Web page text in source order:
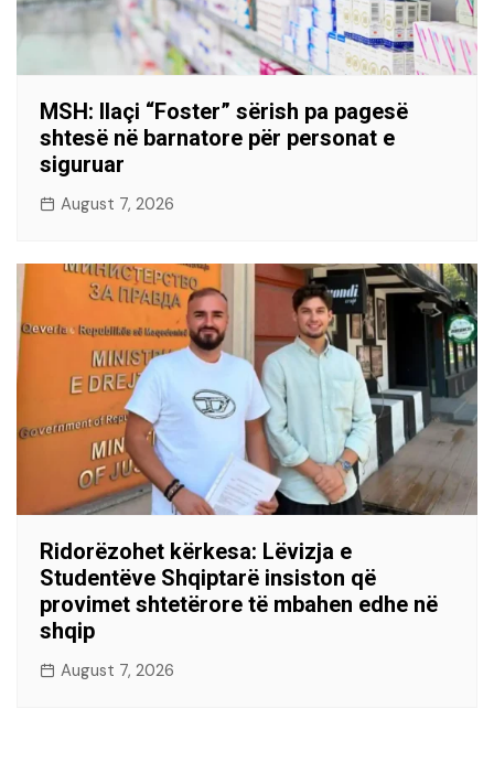
MSH: Ilaçi “Foster” sërish pa pagesë
shtesë në barnatore për personat e
siguruar
August 7, 2026
Ridorëzohet kërkesa: Lëvizja e
Studentëve Shqiptarë insiston që
provimet shtetërore të mbahen edhe në
shqip
August 7, 2026